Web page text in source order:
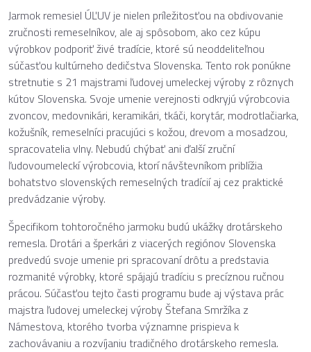
Jarmok remesiel ÚĽUV je nielen príležitosťou na obdivovanie
zručnosti remeselníkov, ale aj spôsobom, ako cez kúpu
výrobkov podporiť živé tradície, ktoré sú neoddeliteľnou
súčasťou kultúrneho dedičstva Slovenska. Tento rok ponúkne
stretnutie s 21 majstrami ľudovej umeleckej výroby z rôznych
kútov Slovenska. Svoje umenie verejnosti odkryjú výrobcovia
zvoncov, medovnikári, keramikári, tkáči, korytár, modrotlačiarka,
kožušník, remeselníci pracujúci s kožou, drevom a mosadzou,
spracovatelia vlny. Nebudú chýbať ani ďalší zruční
ľudovoumeleckí výrobcovia, ktorí návštevníkom priblížia
bohatstvo slovenských remeselných tradícií aj cez praktické
predvádzanie výroby.
Špecifikom tohtoročného jarmoku budú ukážky drotárskeho
remesla. Drotári a šperkári z viacerých regiónov Slovenska
predvedú svoje umenie pri spracovaní drôtu a predstavia
rozmanité výrobky, ktoré spájajú tradíciu s precíznou ručnou
prácou. Súčasťou tejto časti programu bude aj výstava prác
majstra ľudovej umeleckej výroby Štefana Smržíka z
Námestova, ktorého tvorba významne prispieva k
zachovávaniu a rozvíjaniu tradičného drotárskeho remesla.